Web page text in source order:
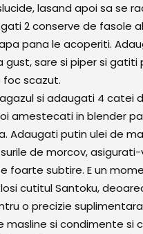
lasand apoi sa se
2 conserve de fasole
pana le acoperiti.
gust, sare si piper si gatiti
foc scazut.
si adaugati 4 catei
amestecati in blender
Adaugati putin ulei de
de morcov,
foarte subtire. E un
cutitul Santoku,
o precizie
masline si condimente si